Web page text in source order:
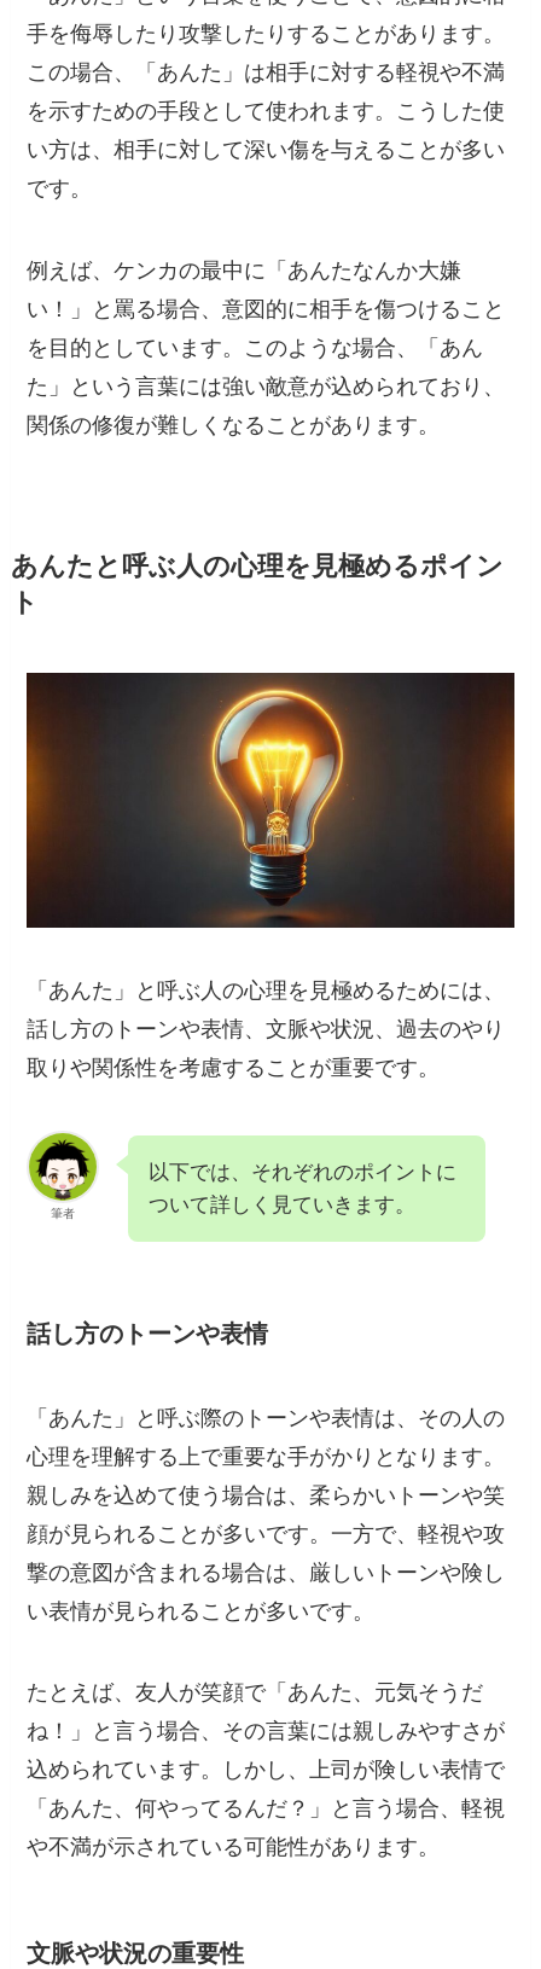
手を侮辱したり攻撃したりすることがあります。
この場合、「あんた」は相手に対する軽視や不満
を示すための手段として使われます。こうした使
い方は、相手に対して深い傷を与えることが多い
です。
例えば、ケンカの最中に「あんたなんか大嫌
い！」と罵る場合、意図的に相手を傷つけること
を目的としています。このような場合、「あん
た」という言葉には強い敵意が込められており、
関係の修復が難しくなることがあります。
あんたと呼ぶ人の心理を見極めるポイン
ト
「あんた」と呼ぶ人の心理を見極めるためには、
話し方のトーンや表情、文脈や状況、過去のやり
取りや関係性を考慮することが重要です。
筆者
以下では、それぞれのポイントに
ついて詳しく見ていきます。
話し方のトーンや表情
「あんた」と呼ぶ際のトーンや表情は、その人の
心理を理解する上で重要な手がかりとなります。
親しみを込めて使う場合は、柔らかいトーンや笑
顔が見られることが多いです。一方で、軽視や攻
撃の意図が含まれる場合は、厳しいトーンや険し
い表情が見られることが多いです。
たとえば、友人が笑顔で「あんた、元気そうだ
ね！」と言う場合、その言葉には親しみやすさが
込められています。しかし、上司が険しい表情で
「あんた、何やってるんだ？」と言う場合、軽視
や不満が示されている可能性があります。
文脈や状況の重要性